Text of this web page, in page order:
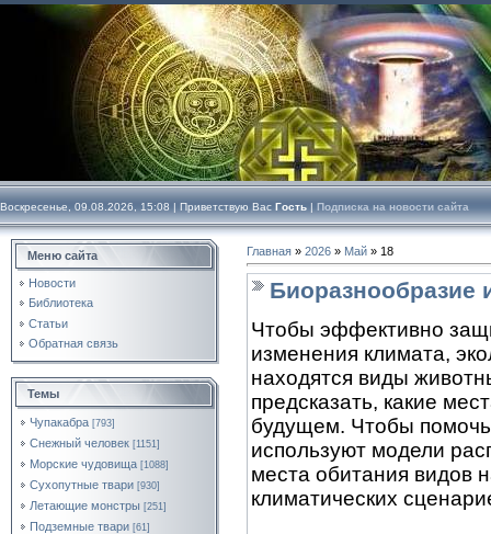
Воскресенье, 09.08.2026, 15:08 | Приветствую Вас Гость | Подписка на новости сайта
Меню сайта
Новости
Библиотека
Статьи
Обратная связь
Темы
Чупакабра [793]
Снежный человек [1151]
Морские чудовища [1088]
Сухопутные твари [930]
Летающие монстры [251]
Подземные твари [61]
Главная » 2026 » Май » 18
Биоразнообразие
Чтобы эффективно
изменения климата,
находятся виды
предсказать, какие
будущем. Чтобы
используют модели
места обитания видов
климатических